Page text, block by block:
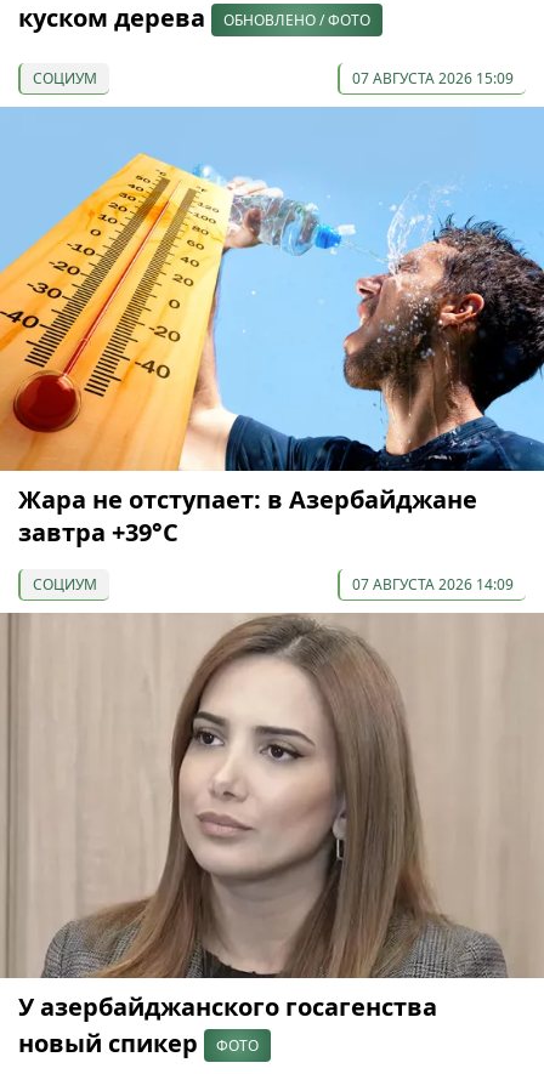
куском дерева
ОБНОВЛЕНО / ФОТО
СОЦИУМ 07 АВГУСТА 2026 15:09
Жара не отступает: в Азербайджане
завтра +39°С
СОЦИУМ 07 АВГУСТА 2026 14:09
У азербайджанского госагенства
новый спикер
ФОТО